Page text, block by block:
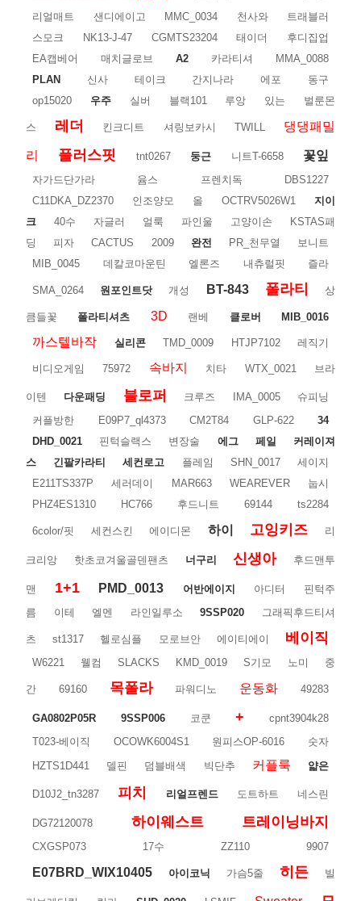
리얼매트
샌디에이고 MMC_0034 천사와
트래블러
스모크
NK13-J-47 CGMTS23204 태이더
후디집업
EA캡베어
매치글로브 A2 카라티셔
MMA_0088
PLAN
신사 테이크 간지나라 에포
동구
op15020
우주 실버 블랙101 루앙 있는 벌룬몬
스 레더 킨크디트 셔링보카시 TWILL 댕댕패밀
리 플러스핏 tnt0267 둥근 니트T-6658 꽃잎
자가드단가라 윰스 프렌치독
DBS1227
C11DKA_DZ2370
인조양모 올 OCTRV5026W1
지이
크
40수 자글러 얼룩 파인울 고양이손
KSTAS패
딩
피자 CACTUS 2009 완전 PR_천무열
보니트
MIB_0045
데칼코마운틴 엘론즈 내츄럴핏 즐라
SMA_0264 원포인트닷 개성 BT-843 폴라티 상
큼들꽃 폴라티셔츠 3D 랜베 클로버 MIB_0016
까스텔바작 실리콘 TMD_0009 HTJP7102 레직기
비디오게임 75972 속바지 치타 WTX_0021 브라
이텐 다운패딩 블로퍼 크루즈 IMA_0005
슈피닝
커플방한
E09P7_ql4373 CM2T84 GLP-622
34
DHD_0021
핀턱슬랙스 변장술 에그 페일
커레이져
스
긴팔카라티 세컨로고 플레임 SHN_0017
세이지
E211TS337P
세러데이 MAR663 WEAREVER
눕시
PHZ4ES1310
HC766 후드니트 69144 ts2284
6color/핏 세컨스킨 에이디몬 하이 고잉키즈 리
크리앙 핫초코겨울골덴팬츠 너구리 신생아 후드맨투
맨 1+1 PMD_0013 어반에이지 아디터
핀턱주
름
이테 엘멘 라인일루소 9SSP020 그래픽후드티셔
츠 st1317 헬로심플 모로브안 에이티에이 베이직
W6221 웰컴 SLACKS KMD_0019 S기모 노미 중
간 69160 목폴라 파워디노 운동화 49283
GA0802P05R 9SSP006 코쿤 +
cpnt3904k28
T023-베이직
OCOWK6004S1 원피스OP-6016
숫자
HZTS1D441
델핀 덤블배색 빅단추 커플룩 얇은
D10J2_tn3287 피치 리얼프렌드 도트하트 네스린
DG72120078 하이웨스트 트레이닝바지
CXGSP073 17수 ZZ110 9907
E07BRD_WIX10405 아이코닉 가슴5줄 히든 빌